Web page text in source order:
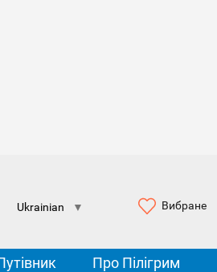
Ukrainian ▼ Вибране
Про Пілігрим